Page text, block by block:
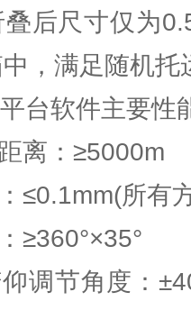
后尺寸仅为
，满足随机托
软件主要性
：≥5000m
所有
节角度：